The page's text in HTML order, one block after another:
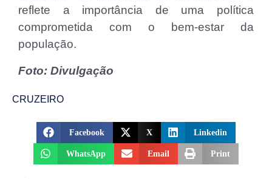
reflete a importância de uma política
comprometida com o bem-estar da
população.
Foto: Divulgação
CRUZEIRO
Facebook X Linkedin
WhatsApp Email Print